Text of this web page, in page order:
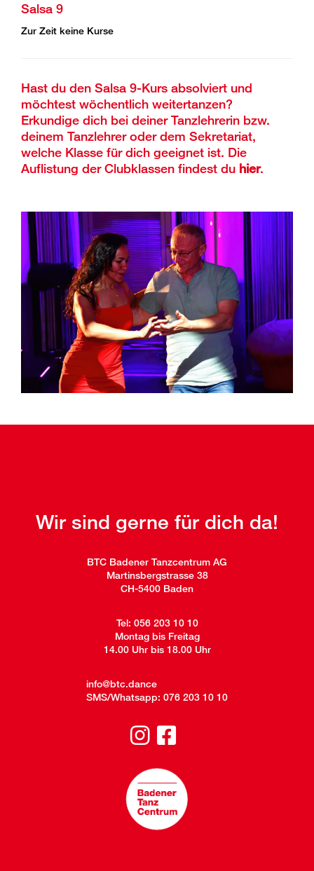
Salsa 9
Zur Zeit keine Kurse
Hast du den Salsa 9-Kurs absolviert und
möchtest wöchentlich weitertanzen?
Erkundige dich bei deiner Tanzlehrerin bzw.
deinem Tanzlehrer oder dem Sekretariat,
welche Klasse für dich geeignet ist. Die
Auflistung der Clubklassen findest du hier.
Wir sind gerne für dich da!
BTC Badener Tanzcentrum AG
Martinsbergstrasse 38
CH-5400 Baden
Tel: 056 203 10 10
Montag bis Freitag
14.00 Uhr bis 18.00 Uhr
info@btc.dance
SMS/Whatsapp: 076 203 10 10